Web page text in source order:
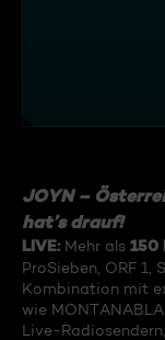
JOYN –
hat’s drauf!
LIVE:Mehr als 150
ProSieben, ORF 1,
Kombination mit
wie
Live-